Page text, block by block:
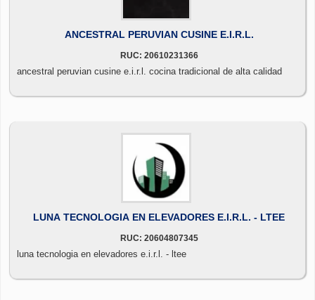
ANCESTRAL PERUVIAN CUSINE E.I.R.L.
RUC: 20610231366
ancestral peruvian cusine e.i.r.l. cocina tradicional de alta calidad
LUNA TECNOLOGIA EN ELEVADORES E.I.R.L. - LTEE
RUC: 20604807345
luna tecnologia en elevadores e.i.r.l. - ltee